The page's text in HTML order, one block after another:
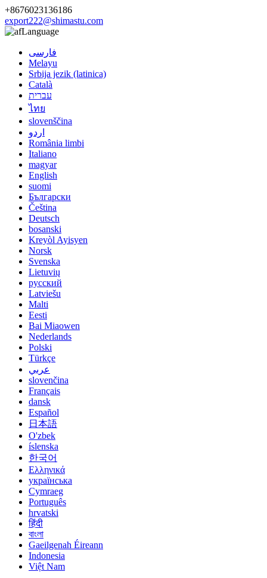
+8676023136186
export222@shimastu.com
Language
فارسی
Melayu
Srbija jezik (latinica)
Català
עברית
ไทย
slovenščina
اردو
România limbi
Italiano
magyar
English
suomi
Български
Čeština
Deutsch
bosanski
Kreyòl Ayisyen
Norsk
Svenska
Lietuvių
русский
Latviešu
Malti
Eesti
Bai Miaowen
Nederlands
Polski
Türkçe
عربي
slovenčina
Français
dansk
Español
日本語
O'zbek
íslenska
한국어
Ελληνικά
українська
Cymraeg
Português
hrvatski
हिंदी
বাংলা
Gaeilgenah Éireann
Indonesia
Việt Nam